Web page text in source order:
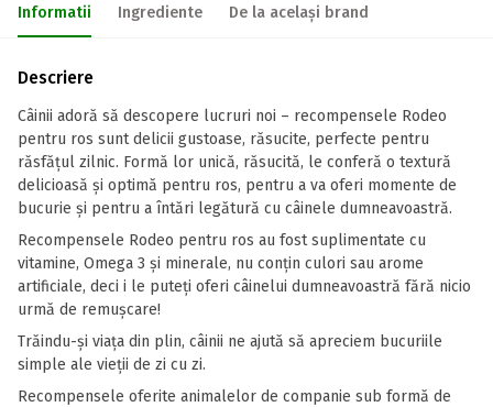
Informatii Ingrediente De la același brand
Descriere
Câinii adoră să descopere lucruri noi – recompensele Rodeo
pentru ros sunt delicii gustoase, răsucite, perfecte pentru
răsfățul zilnic. Formă lor unică, răsucită, le conferă o textură
delicioasă și optimă pentru ros, pentru a va oferi momente de
bucurie și pentru a întări legătură cu câinele dumneavoastră.
Recompensele Rodeo pentru ros au fost suplimentate cu
vitamine, Omega 3 și minerale, nu conțin culori sau arome
artificiale, deci i le puteți oferi câinelui dumneavoastră fără nicio
urmă de remușcare!
Trăindu-și viața din plin, câinii ne ajută să apreciem bucuriile
simple ale vieții de zi cu zi.
Recompensele oferite animalelor de companie sub formă de